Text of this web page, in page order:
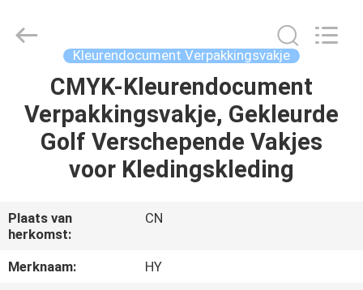
PRODUCTEN
ONS
FABRIEKSTOCHT
Packaging
Co.,Ltd.
Kleurendocument Verpakkingsvakje
CMYK-Kleurendocument
Verpakkingsvakje, Gekleurde
Golf Verschepende Vakjes
voor Kledingskleding
Plaats van
herkomst:
CN
Merknaam:
HY